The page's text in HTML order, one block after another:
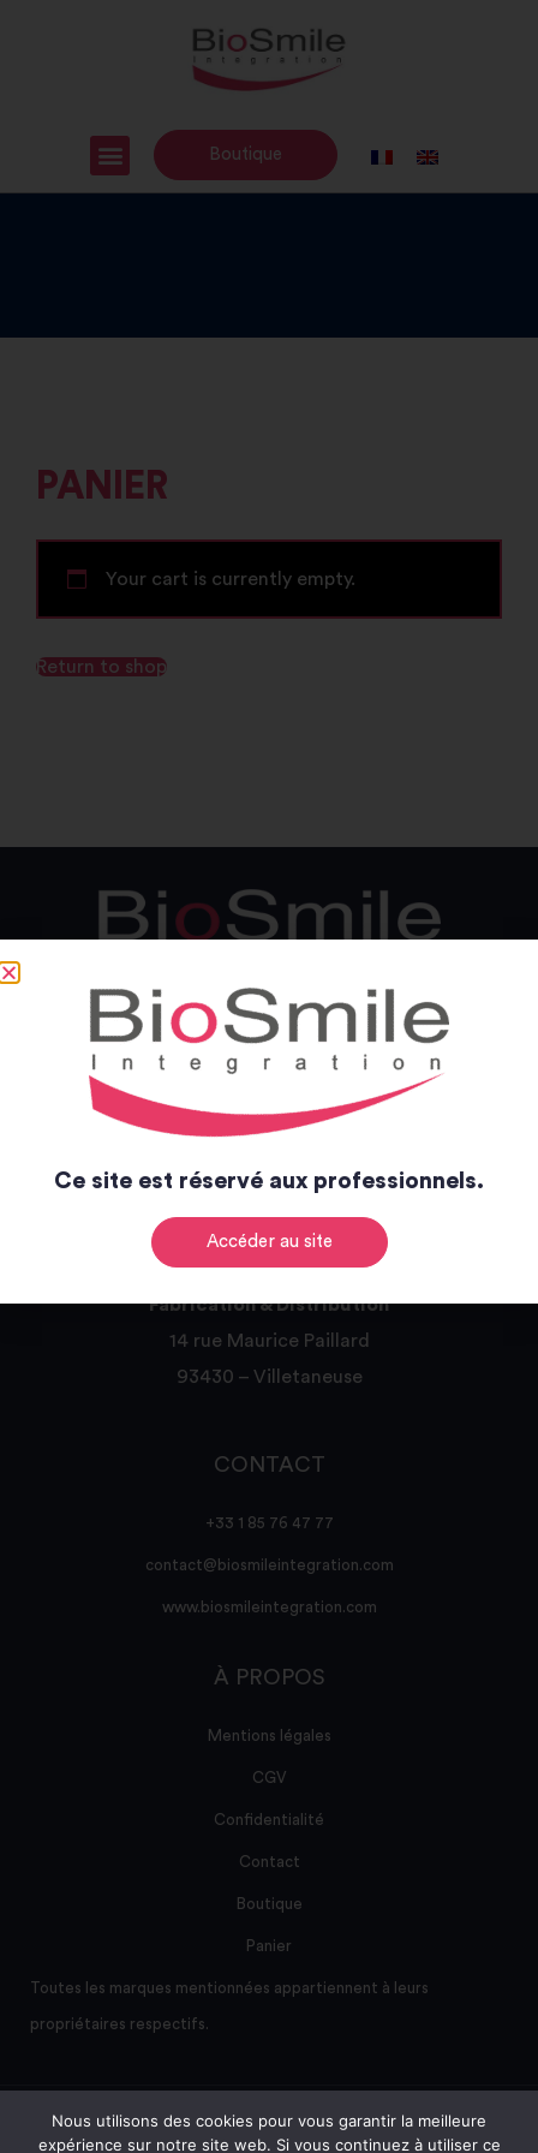
Boutique
PANIER
Your cart is currently empty.
Return to shop
BUREAUX
Siège social
23 rue Nollet
75017 – Paris
Fabrication & Distribution
14 rue Maurice Paillard
93430 – Villetaneuse
CONTACT
+33 1 85 76 47 77
contact@biosmileintegration.com
www.biosmileintegration.com
À PROPOS
Mentions légales
CGV
Confidentialité
Contact
Boutique
Panier
Toutes les marques mentionnées appartiennent à leurs
propriétaires respectifs.
Site créé et maintenu par AD/sum
Nous utilisons des cookies pour vous garantir la meilleure
expérience sur notre site web. Si vous continuez à utiliser ce
Ce site est réservé aux professionnels.
Accéder au site